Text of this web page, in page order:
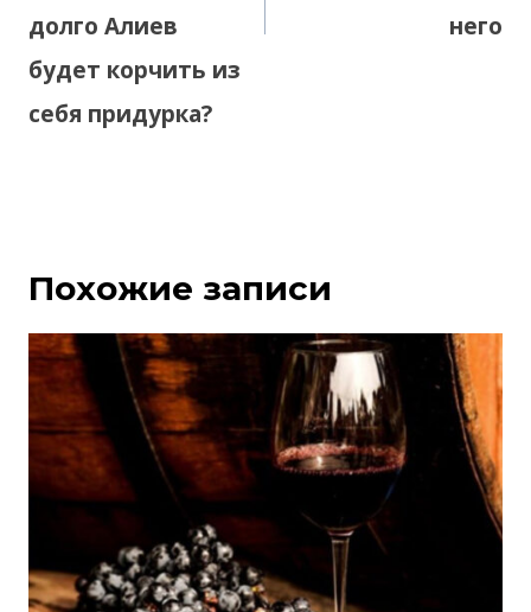
долго Алиев
будет корчить из
себя придурка?
него
Похожие записи